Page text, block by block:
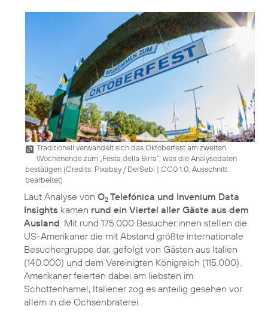
Traditionell verwandelt sich das Oktoberfest am zweiten
Wochenende zum „Festa della Birra”, was die Analysedaten
bestätigen (Credits: Pixabay / DerSebi | CC0 1.0, Ausschnitt
bearbeitet)
Laut Analyse von O2 Telefónica und Invenium Data
Insights kamen rund ein Viertel aller Gäste aus dem
Ausland . Mit rund 175.000 Besucher:innen stellen die
US-Amerikaner die mit Abstand größte internationale
Besuchergruppe dar, gefolgt von Gästen aus Italien
(140.000) und dem Vereinigten Königreich (115.000).
Amerikaner feierten dabei am liebsten im
Schottenhamel, Italiener zog es anteilig gesehen vor
allem in die Ochsenbraterei.